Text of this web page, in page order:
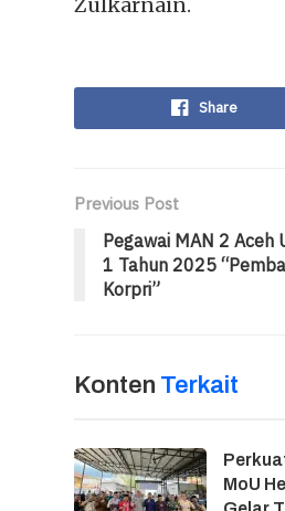
Zulkarnain.
Share
Previous Post
Pegawai MAN 2 Aceh
1 Tahun 2025
Korpri”
Konten Terkait
MoU